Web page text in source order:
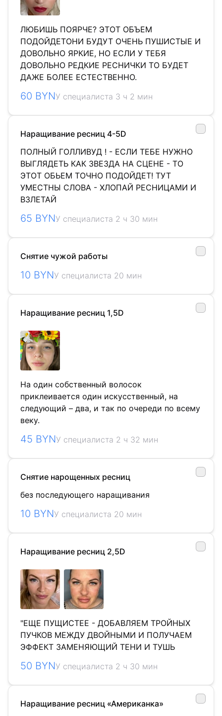
ЛЮБИШЬ ПОЯРЧЕ? ЭТОТ ОБЪЕМ
ПОДОЙДЕТОНИ БУДУТ ОЧЕНЬ ПУШИСТЫЕ И
ДОВОЛЬНО ЯРКИЕ, НО ЕСЛИ У ТЕБЯ
ДОВОЛЬНО РЕДКИЕ РЕСНИЧКИ ТО БУДЕТ
ДАЖЕ БОЛЕЕ ЕСТЕСТВЕННО.
60 BYNУ специалиста 3 ч 2 мин
Наращивание ресниц 4-5D
ПОЛНЫЙ ГОЛЛИВУД ! - ЕСЛИ ТЕБЕ НУЖНО
ВЫГЛЯДЕТЬ КАК ЗВЕЗДА НА СЦЕНЕ - ТО
ЭТОТ ОБЬЕМ ТОЧНО ПОДОЙДЕТ! ТУТ
УМЕСТНЫ СЛОВА - ХЛОПАЙ РЕСНИЦАМИ И
ВЗЛЕТАЙ
65 BYNУ специалиста 2 ч 30 мин
Снятие чужой работы
10 BYNУ специалиста 20 мин
Наращивание ресниц 1,5D
На один собственный волосок
приклеивается один искусственный, на
следующий – два, и так по очереди по всему
веку.
45 BYNУ специалиста 2 ч 32 мин
Снятие нарощенных ресниц
без последующего наращивания
10 BYNУ специалиста 20 мин
Наращивание ресниц 2,5D
"ЕЩЕ ПУЩИСТЕЕ - ДОБАВЛЯЕМ ТРОЙНЫХ
ПУЧКОВ МЕЖДУ ДВОЙНЫМИ И ПОЛУЧАЕМ
ЭФФЕКТ ЗАМЕНЯЮЩИЙ ТЕНИ И ТУШЬ
50 BYNУ специалиста 2 ч 30 мин
Наращивание ресниц «Американка»